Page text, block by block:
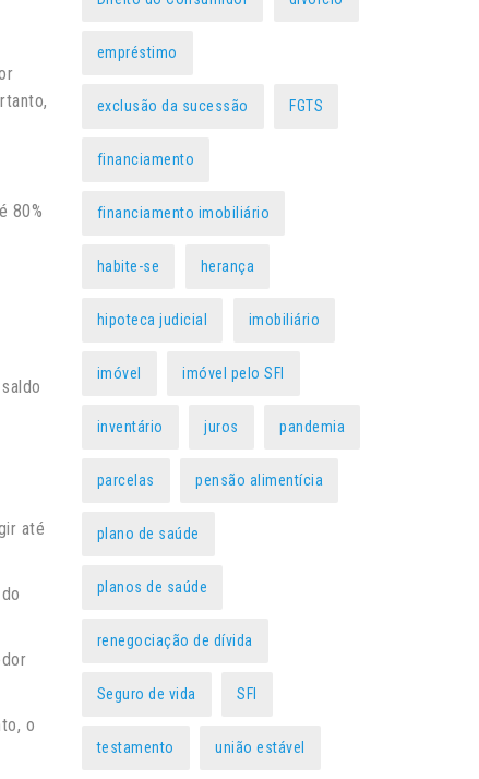
80%
até
o
empréstimo
exclusão da sucessão FGTS
financiamento
financiamento imobiliário
habite-se herança
hipoteca judicial imobiliário
imóvel imóvel pelo SFI
inventário juros pandemia
parcelas pensão alimentícia
plano de saúde
planos de saúde
renegociação de dívida
Seguro de vida SFI
testamento união estável